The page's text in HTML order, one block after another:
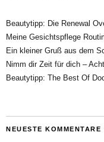
Beautytipp: Die Renewal
Meine Gesichtspflege
Ein kleiner Gruß aus dem
Nimm dir Zeit für dich –
Beautytipp: The Best Of
NEUESTE KOMMENTARE